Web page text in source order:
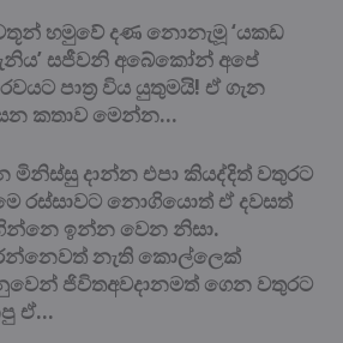
හමුවේ දණ නොනැමූ ‘යකඩ
සජීවනි අබේකෝන් අපේ
පාත්‍ර විය යුතුමයි! ඒ ගැන
කතාව මෙන්න…
මිනිස්සු දාන්න එපා කියද්දිත් වතුරට
රස්සාවට නොගියොත් ඒ දවසත්
ඉන්න වෙන නිසා.
නැති කොල්ලෙක්
ජිවිතඅවදානමත් ගෙන වතුරට
ඒ...